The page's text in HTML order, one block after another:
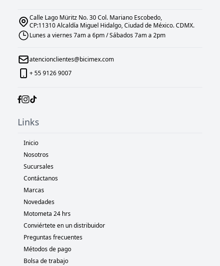
Calle Lago Müritz No. 30 Col. Mariano Escobedo,
CP:11310 Alcaldía Miguel Hidalgo, Ciudad de México. CDMX.
Lunes a viernes 7am a 6pm / Sábados 7am a 2pm
atencionclientes@bicimex.com
+ 55 9126 9007
Links
Inicio
Nosotros
Sucursales
Contáctanos
Marcas
Novedades
Motometa 24 hrs
Conviértete en un distribuidor
Preguntas frecuentes
Métodos de pago
Bolsa de trabajo